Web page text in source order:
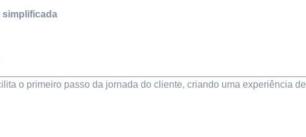
simplificada
o primeiro passo da jornada do cliente, criando uma experiência de